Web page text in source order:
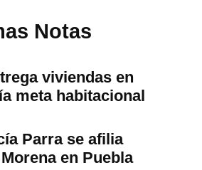
Notas
viviendas en
meta habitacional
Parra se afilia
en Puebla